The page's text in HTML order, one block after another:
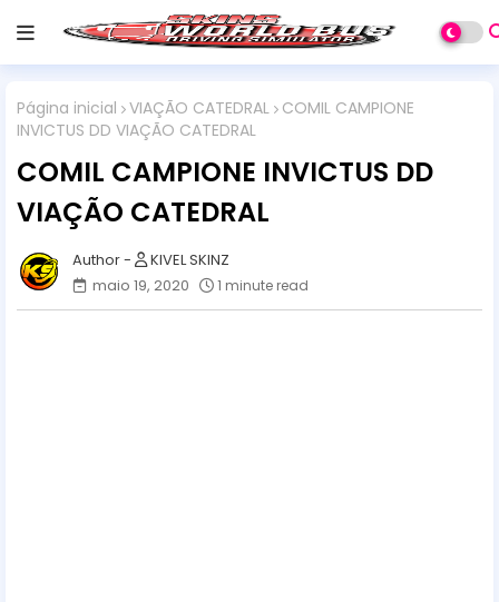
Página inicial VIAÇÃO CATEDRAL COMIL CAMPIONE
INVICTUS DD VIAÇÃO CATEDRAL
COMIL CAMPIONE INVICTUS DD
VIAÇÃO CATEDRAL
KIVEL SKINZ
maio 19, 2020
1 minute read